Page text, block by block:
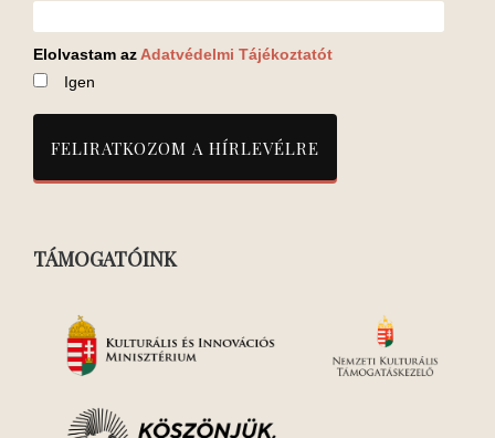
Elolvastam az Adatvédelmi Tájékoztatót
Igen
TÁMOGATÓINK